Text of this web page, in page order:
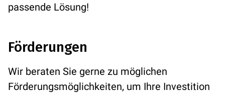
passende Lösung!
Förderungen
Wir beraten Sie gerne zu möglichen
Förderungsmöglichkeiten, um Ihre Investition